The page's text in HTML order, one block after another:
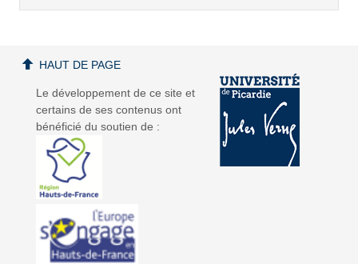
Le développement de ce site et
certains de ses contenus ont
bénéficié du soutien de :
HAUT DE PAGE